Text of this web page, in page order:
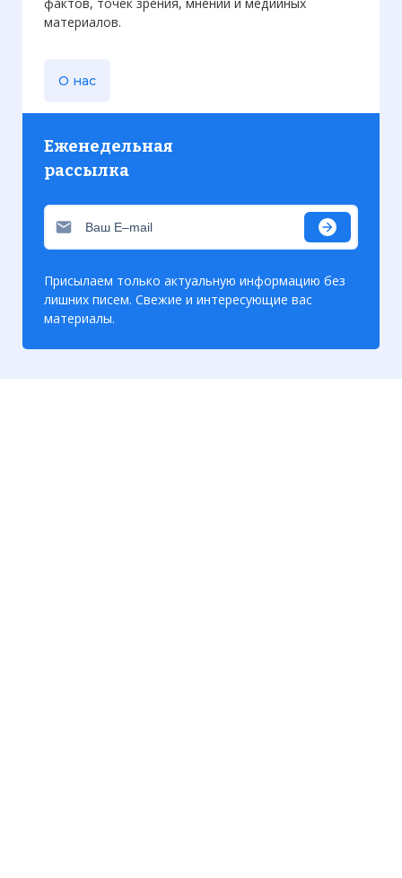
материалов.
О нас
Еженедельная
рассылка
Присылаем только актуальную информацию без
лишних писем. Свежие и интересующие вас
материалы.